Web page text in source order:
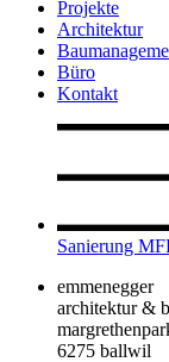
Projekte
Architektur
Büro
Kontakt
Sanierung
emmenegger
architektur &
6275 ballwil